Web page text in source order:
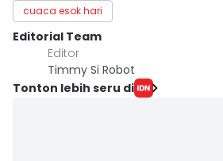
cuaca esok hari
Editorial Team
Editor
Timmy Si Robot
Tonton lebih seru di